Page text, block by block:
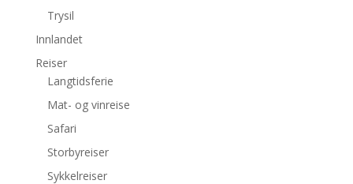
Trysil
Innlandet
Reiser
Langtidsferie
Mat- og vinreise
Safari
Storbyreiser
Sykkelreiser